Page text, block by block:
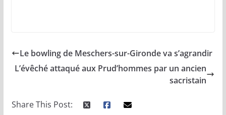
Le bowling de Meschers-sur-Gironde va s’agrandir
L’évêché attaqué aux Prud’hommes par un ancien
sacristain
Share This Post: